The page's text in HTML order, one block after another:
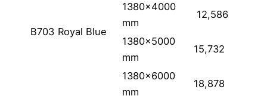
B703 Royal Blue
1380×4000
mm
12,586
1380×5000
mm
15,732
1380×6000
mm
18,878